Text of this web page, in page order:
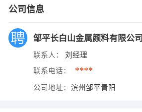
公司信息
邹平长白山金属颜料有限公司
联系人： 刘经理
联系电话： ****
公司地址： 滨州邹平青阳